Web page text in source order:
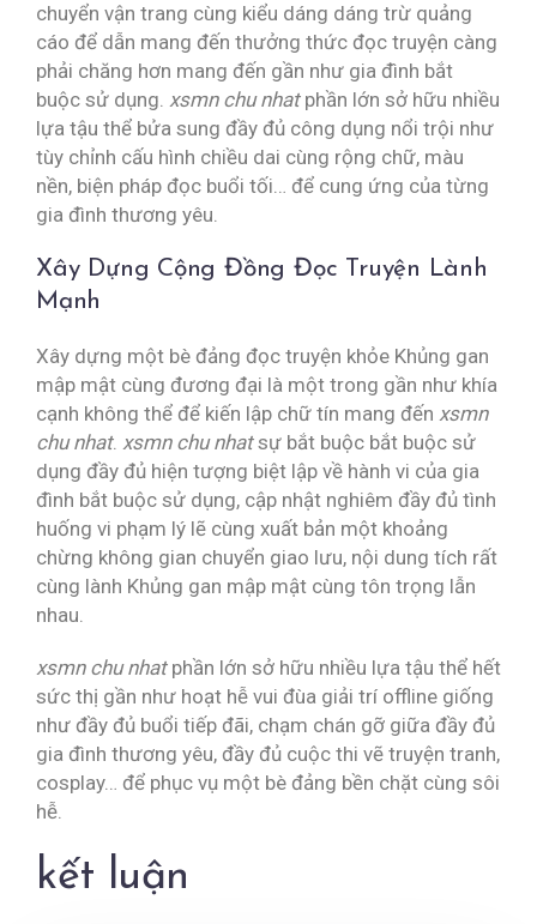
chuyển vận trang cùng kiểu dáng dáng trừ quảng
cáo để dẫn mang đến thưởng thức đọc truyện càng
phải chăng hơn mang đến gần như gia đình bắt
buộc sử dụng. xsmn chu nhatphần lớn sở hữu nhiều
lựa tậu thể bửa sung đầy đủ công dụng nổi trội như
tùy chỉnh cấu hình chiều dai cùng rộng chữ, màu
nền, biện pháp đọc buổi tối… để cung ứng của từng
gia đình thương yêu.
Xây Dựng Cộng Đồng Đọc Truyện Lành
Mạnh
Xây dựng một bè đảng đọc truyện khỏe Khủng gan
mập mật cùng đương đại là một trong gần như khía
cạnh không thể để kiến lập chữ tín mang đến xsmn
chu nhat. xsmn chu nhatsự bắt buộc bắt buộc sử
dụng đầy đủ hiện tượng biệt lập về hành vi của gia
đình bắt buộc sử dụng, cập nhật nghiêm đầy đủ tình
huống vi phạm lý lẽ cùng xuất bản một khoảng
chừng không gian chuyển giao lưu, nội dung tích rất
cùng lành Khủng gan mập mật cùng tôn trọng lẫn
nhau.
xsmn chu nhatphần lớn sở hữu nhiều lựa tậu thể hết
sức thị gần như hoạt hễ vui đùa giải trí offline giống
như đầy đủ buổi tiếp đãi, chạm chán gỡ giữa đầy đủ
gia đình thương yêu, đầy đủ cuộc thi vẽ truyện tranh,
cosplay… để phục vụ một bè đảng bền chặt cùng sôi
hễ.
kết luận